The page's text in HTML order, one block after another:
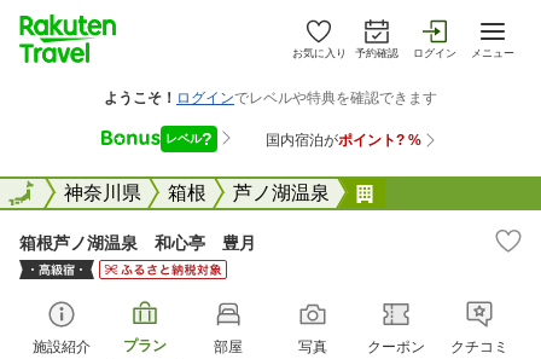
お気に入り 予約確認 ログイン メニュー
全国神奈川県 箱根 芦ノ湖温泉
全国
箱根芦ノ湖温泉 和心亭 豊月
施設紹介 プラン 部屋 写真 クーポン クチコミ